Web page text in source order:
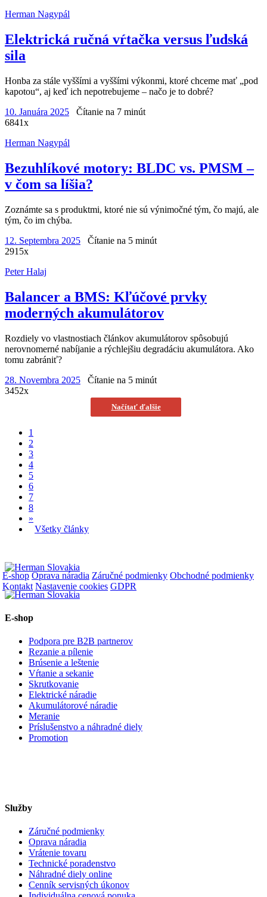
Herman Nagypál
Elektrická ručná vŕtačka versus ľudská
sila
Honba za stále vyššími a vyššími výkonmi, ktoré chceme mať „pod
kapotou“, aj keď ich nepotrebujeme – načo je to dobré?
10. Januára 2025
Čítanie na 7 minút
6841x
Herman Nagypál
Bezuhlíkové motory: BLDC vs. PMSM –
v čom sa líšia?
Zoznámte sa s produktmi, ktoré nie sú výnimočné tým, čo majú, ale
tým, čo im chýba.
12. Septembra 2025
Čítanie na 5 minút
2915x
Peter Halaj
Balancer a BMS: Kľúčové prvky
moderných akumulátorov
Rozdiely vo vlastnostiach článkov akumulátorov spôsobujú
nerovnomerné nabíjanie a rýchlejšiu degradáciu akumulátora. Ako
tomu zabrániť?
28. Novembra 2025
Čítanie na 5 minút
3452x
Načítať ďalšie
1
2
3
4
5
6
7
8
»
Všetky články
E-shop Oprava náradia Záručné podmienky Obchodné podmienky
Kontakt Nastavenie cookies GDPR
E-shop
Podpora pre B2B partnerov
Rezanie a pílenie
Brúsenie a leštenie
Vŕtanie a sekanie
Skrutkovanie
Elektrické náradie
Akumulátorové náradie
Meranie
Príslušenstvo a náhradné diely
Promotion
Služby
Záručné podmienky
Oprava náradia
Vrátenie tovaru
Technické poradenstvo
Náhradné diely online
Cenník servisných úkonov